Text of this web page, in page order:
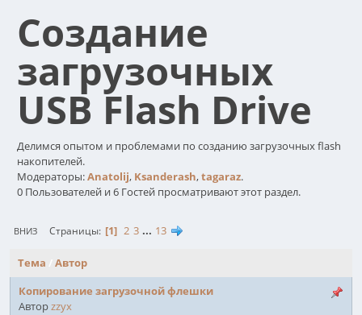
Создание
загрузочных
USB Flash Drive
Делимся опытом и проблемами по созданию загрузочных flash
накопителей.
Модераторы:Anatolij, Ksanderash,tagaraz.
0 Пользователей и 6 Гостей просматривают этот раздел.
ВНИЗ Страницы 1 2 3 ... 13
Тема
Автор
Копирование загрузочной флешки
Авторzzyx